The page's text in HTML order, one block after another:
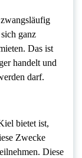
ganz
Das ist
handelt und
darf.
bietet ist,
Zwecke
Diese